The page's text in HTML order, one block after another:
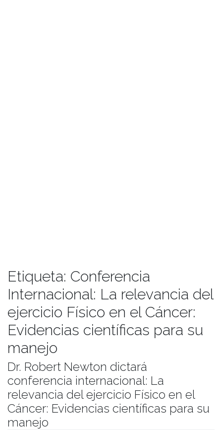
Etiqueta: Conferencia
Internacional: La relevancia del
ejercicio Físico en el Cáncer:
Evidencias científicas para su
manejo
Dr. Robert Newton dictará
conferencia internacional: La
relevancia del ejercicio Físico en el
Cáncer: Evidencias científicas para su
manejo